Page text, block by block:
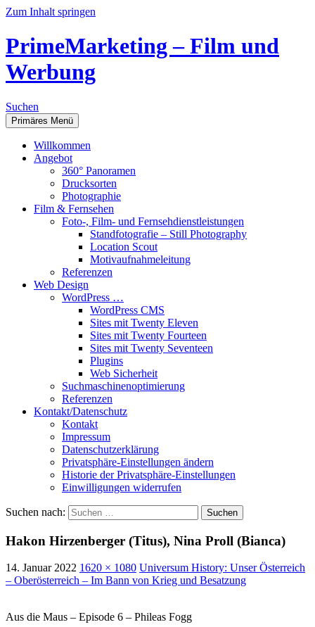
Zum Inhalt springen
PrimeMarketing – Film und
Werbung
Suchen
Primäres Menü
Willkommen
Angebot
360° Panoramen
Drucksorten
Photographie
Film & Fernsehen
Foto-, Film- und Fernsehdienstleistungen
Standfotografie – Still Photography
Location Scout
Motivaufnahmeleitung
Referenzen
Web Design
WordPress …
WordPress CMS
Sites mit Twenty Eleven
Sites mit Twenty Fourteen
Sites mit Twenty Seventeen
Plugins
Web Sicherheit
Suchmaschinenoptimierung
Referenzen
Kontakt/Datenschutz
Kontakt
Impressum
Datenschutzerklärung
Privatsphäre-Einstellungen ändern
Historie der Privatsphäre-Einstellungen
Einwilligungen widerrufen
Suchen nach:
Hakon Hirzenberger (Titus), Nina Proll (Bianca)
14. Januar 2022 1620 × 1080 Universum History: Unser Österreich
– Oberösterreich – Im Bann von Krieg und Besatzung
Aus die Maus – Episode 6 – Phileas Fogg